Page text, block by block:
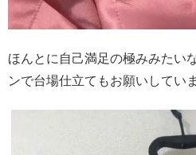
ほんとに自己満足の極みみたい
ンで台場仕立てもお願いしていま